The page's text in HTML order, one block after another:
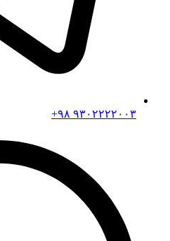
۹۳۰۲۲۲۲۰۰۳ ۹۸+